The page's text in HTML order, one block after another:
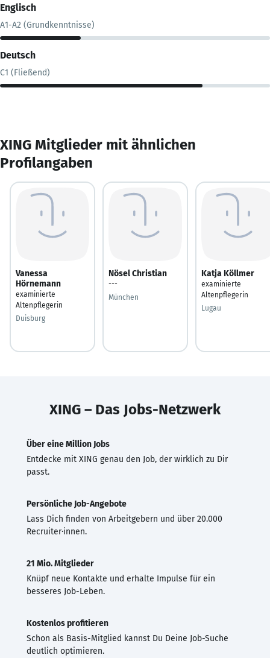
Englisch
A1-A2 (Grundkenntnisse)
Deutsch
C1 (Fließend)
XING Mitglieder mit ähnlichen
Profilangaben
Vanessa
Hörnemann
examinierte
Altenpflegerin
Duisburg
Nösel Christian
---
München
Katja Köllmer
examinierte
Altenpflegerin
Lugau
XING – Das Jobs-Netzwerk
Über eine Million Jobs
Entdecke mit XING genau den Job, der wirklich zu Dir
passt.
Persönliche Job-Angebote
Lass Dich finden von Arbeitgebern und über 20.000
Recruiter·innen.
21 Mio. Mitglieder
Knüpf neue Kontakte und erhalte Impulse für ein
besseres Job-Leben.
Kostenlos profitieren
Schon als Basis-Mitglied kannst Du Deine Job-Suche
deutlich optimieren.